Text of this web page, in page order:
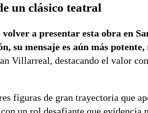
un clásico teatral
a presentar esta obra en
su mensaje es aún más
Villarreal, destacando el valor
figuras de gran trayectoria que